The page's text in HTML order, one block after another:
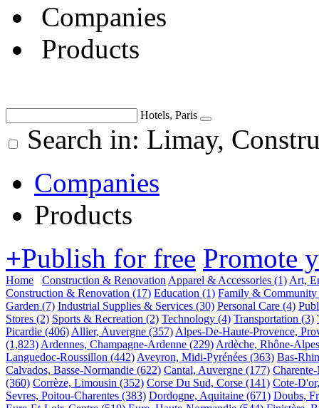
Companies
Products
Hotels, Paris
Search in: Limay,
Companies
Products
+Publish for free Promote
Home Construction & Renovation Apparel & Accessories (1) Art,
Construction & Renovation (17) Education (1) Family & Community
Garden (7) Industrial Supplies & Services (30) Personal Care (4)
Stores (2) Sports & Recreation (2) Technology (4) Transportation (3)
Picardie (406) Allier, Auvergne (357) Alpes-De-Haute-Provence,
(1,823) Ardennes, Champagne-Ardenne (229) Ardèche, Rhône-Alpes
Languedoc-Roussillon (442) Aveyron, Midi-Pyrénées (363) Bas-
Calvados, Basse-Normandie (622) Cantal, Auvergne (177)
(360) Corrèze, Limousin (352) Corse Du Sud, Corse (141) Cote-
Sevres, Poitou-Charentes (383) Dordogne, Aquitaine (671) Doubs,